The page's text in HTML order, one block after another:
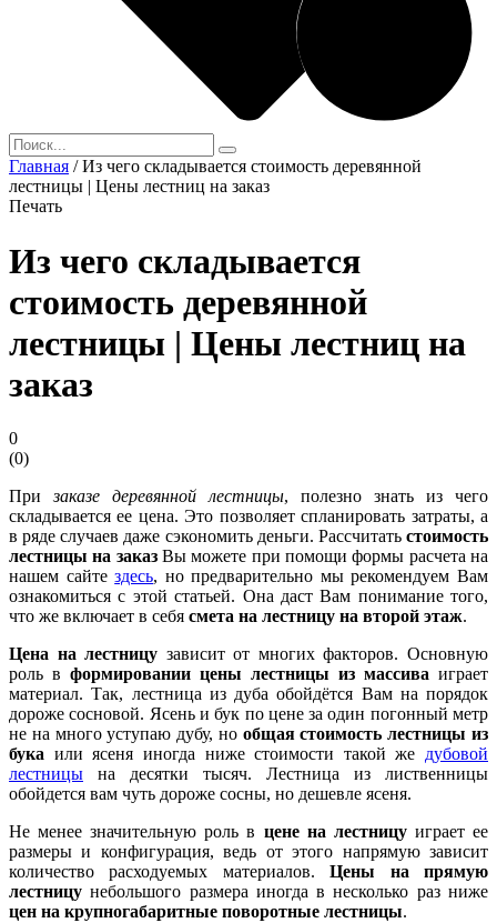
Главная /Из чего складывается стоимость деревянной
лестницы | Цены лестниц на заказ
Печать
Из чего складывается
стоимость деревянной
лестницы | Цены лестниц на
заказ
0
(0)
Призаказе деревянной лестницы, полезно знать из чего
складывается ее цена. Это позволяет спланировать затраты, а
в ряде случаев даже сэкономить деньги. Рассчитать стоимость
лестницы на заказВы можете при помощи формы расчета на
нашем сайтездесь, но предварительно мы рекомендуем Вам
ознакомиться с этой статьей. Она даст Вам понимание того,
что же включает в себя смета на лестницу на второй этаж.
Цена на лестницу зависит от многих факторов. Основную
роль в формировании цены лестницы из массива играет
материал. Так, лестница из дуба обойдётся Вам на порядок
дороже сосновой. Ясень и бук по цене за один погонный метр
не на много уступаю дубу, но общая стоимость лестницы из
бука или ясеня иногда ниже стоимости такой же дубовой
лестницы на десятки тысяч. Лестница из лиственницы
обойдется вам чуть дороже сосны, но дешевле ясеня.
Не менее значительную роль в цене на лестницуиграет ее
размеры и конфигурация, ведь от этого напрямую зависит
количество расходуемых материалов.Цены на прямую
лестницу небольшого размера иногда в несколько раз ниже
цен на крупногабаритные поворотные лестницы.